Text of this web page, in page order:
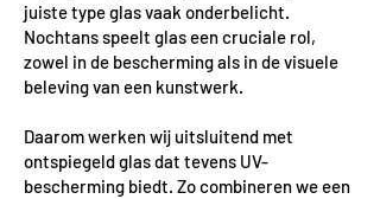
juiste type glas vaak onderbelicht.
Nochtans speelt glas een cruciale rol,
zowel in de bescherming als in de visuele
beleving van een kunstwerk.
Daarom werken wij uitsluitend met
ontspiegeld glas dat tevens UV-
bescherming biedt. Zo combineren we een